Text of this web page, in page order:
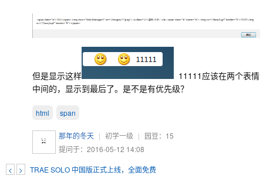
但是显示这样
11111应该在两个表情
中间的，显示到最后了。是不是有优先级？
html span
那年的冬天 | 初学一级 | 园豆： 15
提问于：2016-05-12 14:08
< >
TRAE SOLO 中国版正式上线，全面免费